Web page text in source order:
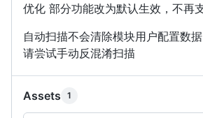
优化 部分功能改为默认生效，不再
自动扫描不会清除模块用户配置数
请尝试手动反混淆扫描
Assets 1